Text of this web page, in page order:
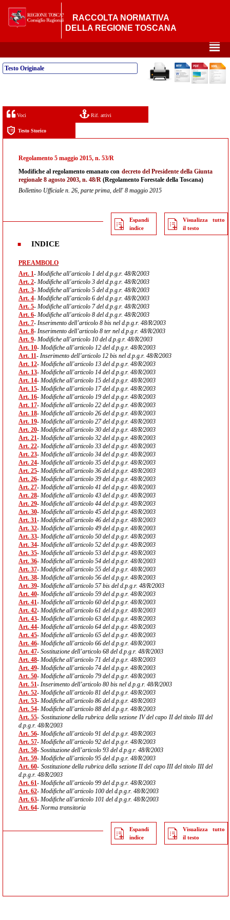
RACCOLTA NORMATIVA
DELLA REGIONE TOSCANA
²
Testo Originale
Voci Rif. attivi
Testo Storico
Regolamento 5 maggio 2015, n. 53/R
Modifiche al regolamento emanato con decreto del Presidente della Giunta
regionale 8 agosto 2003, n. 48/R (Regolamento Forestale della Toscana)
Bollettino Ufficiale n. 26, parte prima, dell' 8 maggio 2015
Espandi
indice
Visualizza tutto
il testo
INDICE
PREAMBOLO
Art. 1- Modifiche all’articolo 1 del d.p.g.r. 48/R/2003
Art. 2- Modifiche all’articolo 3 del d.p.g.r. 48/R/2003
Art. 3- Modifiche all’articolo 5 del d.p.g.r. 48/R/2003
Art. 4- Modifiche all’articolo 6 del d.p.g.r. 48/R/2003
Art. 5- Modifiche all’articolo 7 del d.p.g.r. 48/R/2003
Art. 6- Modifiche all’articolo 8 del d.p.g.r. 48/R/2003
Art. 7- Inserimento dell’articolo 8 bis nel d.p.g.r. 48/R/2003
Art. 8- Inserimento dell’articolo 8 ter nel d.p.g.r. 48/R/2003
Art. 9- Modifiche all’articolo 10 del d.p.g.r. 48/R/2003
Art. 10- Modifiche all’articolo 12 del d.p.g.r. 48/R/2003
Art. 11- Inserimento dell’articolo 12 bis nel d.p.g.r. 48/R/2003
Art. 12- Modifiche all’articolo 13 del d.p.g.r. 48/R/2003
Art. 13- Modifiche all’articolo 14 del d.p.g.r. 48/R/2003
Art. 14- Modifiche all’articolo 15 del d.p.g.r. 48/R/2003
Art. 15- Modifiche all’articolo 17 del d.p.g.r. 48/R/2003
Art. 16- Modifiche all’articolo 19 del d.p.g.r. 48/R/2003
Art. 17- Modifiche all’articolo 22 del d.p.g.r. 48/R/2003
Art. 18- Modifiche all’articolo 26 del d.p.g.r. 48/R/2003
Art. 19- Modifiche all’articolo 27 del d.p.g.r. 48/R/2003
Art. 20- Modifiche all’articolo 30 del d.p.g.r. 48/R/2003
Art. 21- Modifiche all’articolo 32 del d.p.g.r. 48/R/2003
Art. 22- Modifiche all’articolo 33 del d.p.g.r. 48/R/2003
Art. 23- Modifiche all’articolo 34 del d.p.g.r. 48/R/2003
Art. 24- Modifiche all’articolo 35 del d.p.g.r. 48/R/2003
Art. 25- Modifiche all’articolo 36 del d.p.g.r. 48/R/2003
Art. 26- Modifiche all’articolo 39 del d.p.g.r. 48/R/2003
Art. 27- Modifiche all’articolo 41 del d.p.g.r. 48/R/2003
Art. 28- Modifiche all’articolo 43 del d.p.g.r. 48/R/2003
Art. 29- Modifiche all’articolo 44 del d.p.g.r. 48/R/2003
Art. 30- Modifiche all’articolo 45 del d.p.g.r. 48/R/2003
Art. 31- Modifiche all’articolo 46 del d.p.g.r. 48/R/2003
Art. 32- Modifiche all’articolo 49 del d.p.g.r. 48/R/2003
Art. 33- Modifiche all’articolo 50 del d.p.g.r. 48/R/2003
Art. 34- Modifiche all’articolo 52 del d.p.g.r. 48/R/2003
Art. 35- Modifiche all’articolo 53 del d.p.g.r. 48/R/2003
Art. 36- Modifiche all’articolo 54 del d.p.g.r. 48/R/2003
Art. 37- Modifiche all’articolo 55 del d.p.g.r. 48/R/2003
Art. 38- Modifiche all’articolo 56 del d.p.g.r. 48/R/2003
Art. 39- Modifiche all’articolo 57 bis del d.p.g.r. 48/R/2003
Art. 40- Modifiche all’articolo 59 del d.p.g.r. 48/R/2003
Art. 41- Modifiche all’articolo 60 del d.p.g.r. 48/R/2003
Art. 42- Modifiche all’articolo 61 del d.p.g.r. 48/R/2003
Art. 43- Modifiche all’articolo 63 del d.p.g.r. 48/R/2003
Art. 44- Modifiche all’articolo 64 del d.p.g.r. 48/R/2003
Art. 45- Modifiche all’articolo 65 del d.p.g.r. 48/R/2003
Art. 46- Modifiche all’articolo 66 del d.p.g.r. 48/R/2003
Art. 47- Sostituzione dell’articolo 68 del d.p.g.r. 48/R/2003
Art. 48- Modifiche all’articolo 71 del d.p.g.r. 48/R/2003
Art. 49- Modifiche all’articolo 74 del d.p.g.r. 48/R/2003
Art. 50- Modifiche all’articolo 79 del d.p.g.r. 48/R/2003
Art. 51- Inserimento dell’articolo 80 bis nel d.p.g.r. 48/R/2003
Art. 52- Modifiche all’articolo 81 del d.p.g.r. 48/R/2003
Art. 53- Modifiche all’articolo 86 del d.p.g.r. 48/R/2003
Art. 54- Modifiche all’articolo 88 del d.p.g.r. 48/R/2003
Art. 55- Sostituzione della rubrica della sezione IV del capo II del titolo III del
d.p.g.r. 48/R/2003
Art. 56- Modifiche all’articolo 91 del d.p.g.r. 48/R/2003
Art. 57- Modifiche all’articolo 92 del d.p.g.r. 48/R/2003
Art. 58- Sostituzione dell’articolo 93 del d.p.g.r. 48/R/2003
Art. 59- Modifiche all’articolo 95 del d.p.g.r. 48/R/2003
Art. 60- Sostituzione della rubrica della sezione II del capo III del titolo III del
d.p.g.r. 48/R/2003
Art. 61- Modifiche all’articolo 99 del d.p.g.r. 48/R/2003
Art. 62- Modifiche all’articolo 100 del d.p.g.r. 48/R/2003
Art. 63- Modifiche all’articolo 101 del d.p.g.r. 48/R/2003
Art. 64- Norma transitoria
Espandi
indice
Visualizza tutto
il testo